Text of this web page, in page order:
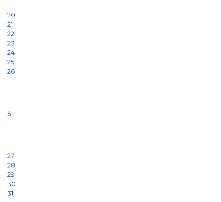
20
21
22
23
24
25
26
5
27
28
29
30
31